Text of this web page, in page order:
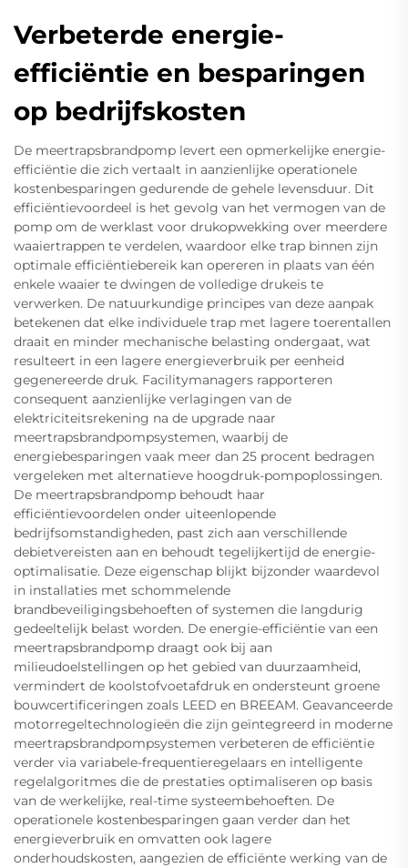
Verbeterde energie-
efficiëntie en besparingen
op bedrijfskosten
De meertrapsbrandpomp levert een opmerkelijke energie-
efficiëntie die zich vertaalt in aanzienlijke operationele
kostenbesparingen gedurende de gehele levensduur. Dit
efficiëntievoordeel is het gevolg van het vermogen van de
pomp om de werklast voor drukopwekking over meerdere
waaiertrappen te verdelen, waardoor elke trap binnen zijn
optimale efficiëntiebereik kan opereren in plaats van één
enkele waaier te dwingen de volledige drukeis te
verwerken. De natuurkundige principes van deze aanpak
betekenen dat elke individuele trap met lagere toerentallen
draait en minder mechanische belasting ondergaat, wat
resulteert in een lagere energieverbruik per eenheid
gegenereerde druk. Facilitymanagers rapporteren
consequent aanzienlijke verlagingen van de
elektriciteitsrekening na de upgrade naar
meertrapsbrandpompsystemen, waarbij de
energiebesparingen vaak meer dan 25 procent bedragen
vergeleken met alternatieve hoogdruk-pompoplossingen.
De meertrapsbrandpomp behoudt haar
efficiëntievoordelen onder uiteenlopende
bedrijfsomstandigheden, past zich aan verschillende
debietvereisten aan en behoudt tegelijkertijd de energie-
optimalisatie. Deze eigenschap blijkt bijzonder waardevol
in installaties met schommelende
brandbeveiligingsbehoeften of systemen die langdurig
gedeeltelijk belast worden. De energie-efficiëntie van een
meertrapsbrandpomp draagt ook bij aan
milieudoelstellingen op het gebied van duurzaamheid,
vermindert de koolstofvoetafdruk en ondersteunt groene
bouwcertificeringen zoals LEED en BREEAM. Geavanceerde
motorregeltechnologieën die zijn geïntegreerd in moderne
meertrapsbrandpompsystemen verbeteren de efficiëntie
verder via variabele-frequentieregelaars en intelligente
regelalgoritmes die de prestaties optimaliseren op basis
van de werkelijke, real-time systeembehoeften. De
operationele kostenbesparingen gaan verder dan het
energieverbruik en omvatten ook lagere
onderhoudskosten, aangezien de efficiënte werking van de